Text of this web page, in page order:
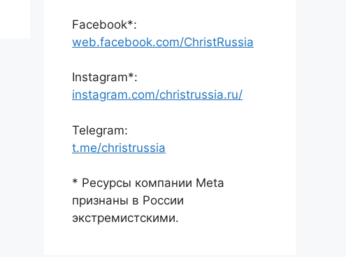
Facebook*:
web.facebook.com/ChristRussia
Instagram*:
instagram.com/christrussia.ru/
Telegram:
t.me/christrussia
* Ресурсы компании Meta
признаны в России
экстремистскими.